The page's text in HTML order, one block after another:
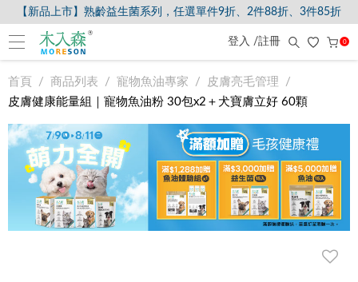
【新品上市】熟齡益生菌系列，任選單件9折、2件88折、3件85折
【8/5-8/9爸氣獻禮】全館滿$2000現折$200、滿$3000現折$300、滿
登入 /註冊 0
首頁 商品列表 寵物魚油專家
皮膚亮毛管理
皮膚健康能量組｜寵物魚油粉 30包x2＋犬寶膚立好 60顆